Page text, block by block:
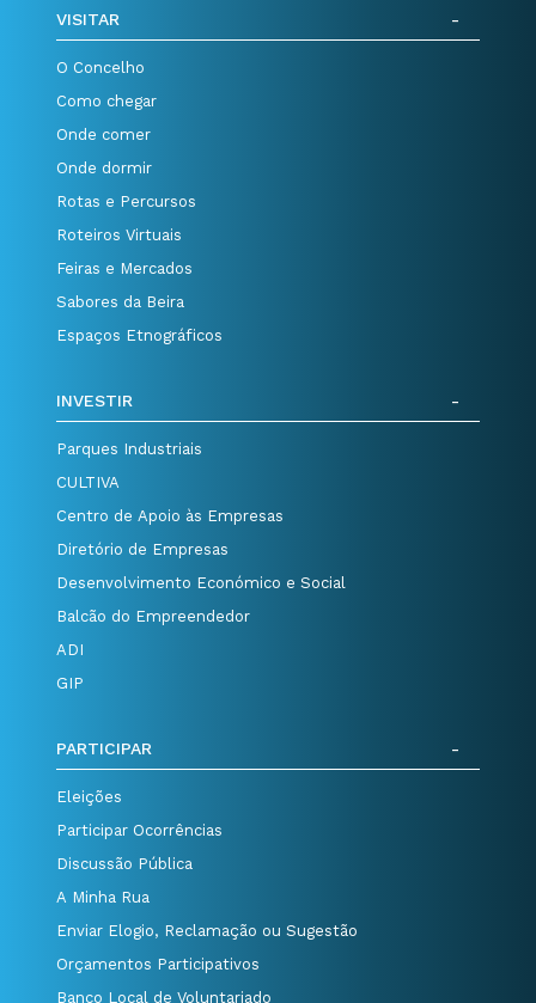
VISITAR
O Concelho
Como chegar
Onde comer
Onde dormir
Rotas e Percursos
Roteiros Virtuais
Feiras e Mercados
Sabores da Beira
Espaços Etnográficos
INVESTIR
Parques Industriais
CULTIVA
Centro de Apoio às Empresas
Diretório de Empresas
Desenvolvimento Económico e Social
Balcão do Empreendedor
ADI
GIP
PARTICIPAR
Eleições
Participar Ocorrências
Discussão Pública
A Minha Rua
Enviar Elogio, Reclamação ou Sugestão
Orçamentos Participativos
Banco Local de Voluntariado